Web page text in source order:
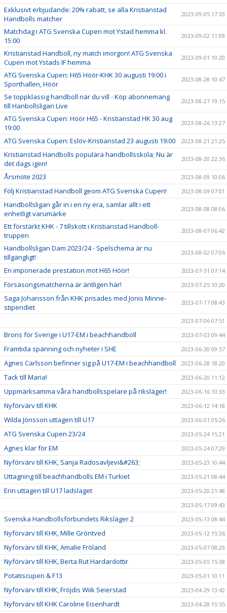
Exklusivt erbjudande: 20% rabatt, se alla Kristianstad
Handbolls matcher
2023-09-05 17:33
Matchdag i ATG Svenska Cupen mot Ystad hemma kl.
15:00
2023-09-02 11:09
Kristianstad Handboll, ny match imorgon! ATG Svenska
Cupen mot Ystads IF hemma
2023-09-01 10:20
ATG Svenska Cupen: H65 Höör-KHK 30 augusti 19:00 i
Sporthallen, Höör
2023-08-28 10:47
Se toppklassig handboll när du vill - Köp abonnemang
till Hanbollsligan Live
2023-08-27 19:15
ATG Svenska Cupen: Höör H65 - Kristianstad HK 30 aug
19:00
2023-08-26 13:27
ATG Svenska Cupen: Eslöv-Kristianstad 23 augusti 19:00 2023-08-21 21:25
Kristianstad Handbolls populära handbollsskola; Nu är
det dags igen!
2023-08-20 22:36
Årsmöte 2023 2023-08-09 10:06
Följ Kristianstad Handboll geom ATG Svenska Cupen! 2023-08-09 07:01
Handbollsligan går in i en ny era, samlar allt i ett
enhetligt varumärke
2023-08-08 08:06
Ett förstärkt KHK - 7 tillskott i Kristianstad Handboll-
truppen
2023-08-07 06:42
Handbollsligan Dam 2023/24 - Spelschema är nu
tillgängligt!
2023-08-02 07:06
En imponerade prestation mot H65 Höör! 2023-07-31 07:14
Försäsongsmatcherna är äntligen här! 2023-07-25 10:20
Saga Johansson från KHK prisades med Jonis Minne-
stipendiet
2023-07-17 08:43
2023-07-06 07:51
Brons för Sverige i U17-EM i beachhandboll 2023-07-03 09:44
Framtida spänning och nyheter i SHE 2023-06-30 09:57
Agnes Carlsson befinner sig på U17-EM i beachhandboll 2023-06-28 18:20
Tack till Maria! 2023-06-20 11:12
Uppmärksamma våra handbollsspelare på riksläger! 2023-06-16 10:33
Nyförvärv till KHK 2023-06-12 14:18
Wilda Jönsson uttagen till U17 2023-06-01 05:26
ATG Svenska Cupen 23/24 2023-05-24 15:21
Agnes klar för EM 2023-05-24 07:29
Nyförvärv till KHK, Sanja Radosavljevi&#263; 2023-05-23 10:44
Uttagning till beachhandbolls EM i Turkiet 2023-05-21 08:44
Erin uttagen till U17 ladslaget
2023-05-20 21:48
2023-05-17 09:43
Svenska Handbollsförbundets Riksläger 2 2023-05-13 08:44
Nyförvärv till KHK, Mille Gröntved 2023-05-12 15:36
Nyförvärv till KHK, Amalie Fröland 2023-05-07 08:29
Nyförvärv till KHK, Berta Rut Hardardottir 2023-05-05 15:38
Potatiscupen & F13 2023-05-01 10:11
Nyförvärv till KHK, Fröjdis Wiik Seierstad 2023-04-29 13:42
Nyförvärv till KHK Caroline Eisenhardt 2023-04-28 15:55